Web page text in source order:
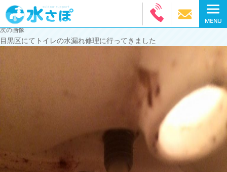
次の画像
目黒区にてトイレの水漏れ修理に行ってきました